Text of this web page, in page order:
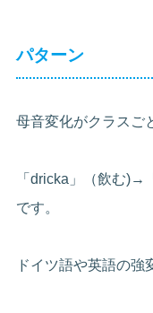
パターン
母音変化がクラスご
「dricka」（飲む
です。
ドイツ語や英語の強